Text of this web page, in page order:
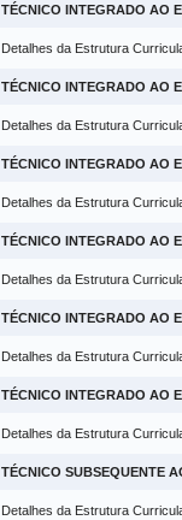
TÉCNICO INTEGRADO AO
Detalhes da Estrutura
TÉCNICO INTEGRADO AO
Detalhes da Estrutura
TÉCNICO INTEGRADO AO
Detalhes da Estrutura
TÉCNICO INTEGRADO AO
Detalhes da Estrutura
TÉCNICO INTEGRADO AO
Detalhes da Estrutura
TÉCNICO INTEGRADO AO
Detalhes da Estrutura
TÉCNICO SUBSEQUENTE
Detalhes da Estrutura